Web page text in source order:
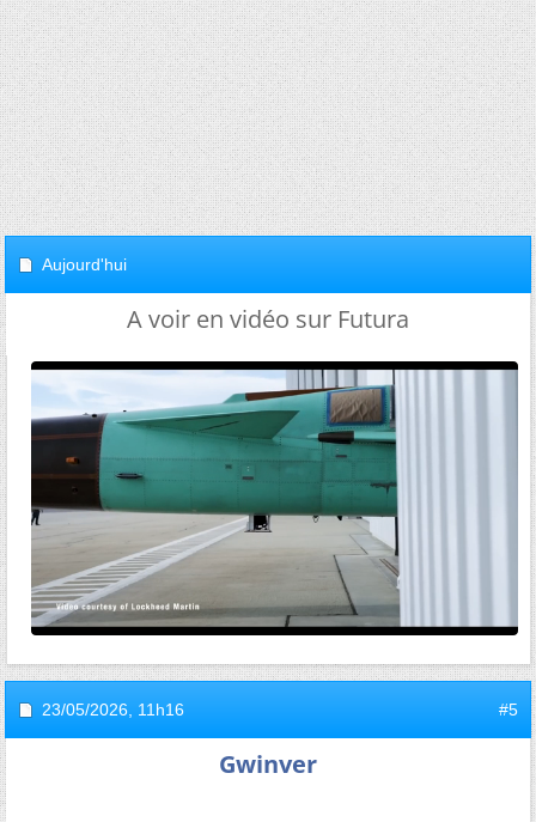
Aujourd'hui
A voir en vidéo sur Futura
23/05/2026, 11h16 #5
Gwinver